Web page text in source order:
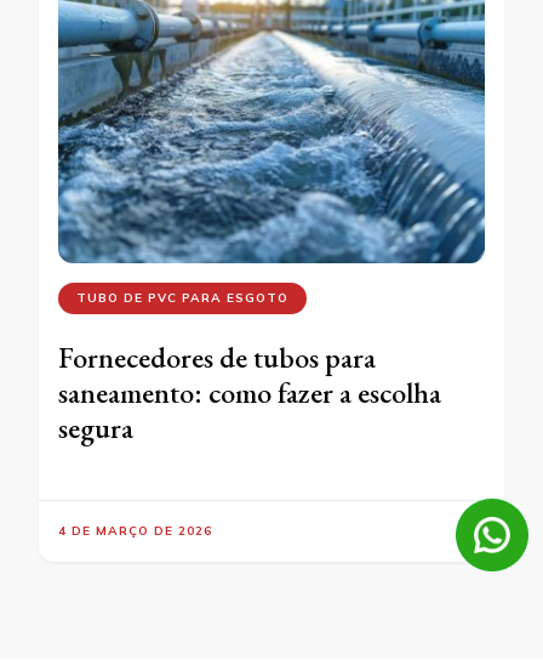
TUBO DE PVC PARA ESGOTO
Fornecedores de tubos para
saneamento: como fazer a escolha
segura
4 DE MARÇO DE 2026